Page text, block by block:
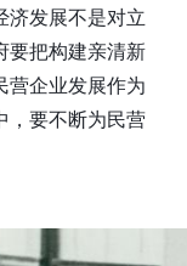
济发展不是对立
要把构建亲清新
营企业发展作为
，要不断为民营